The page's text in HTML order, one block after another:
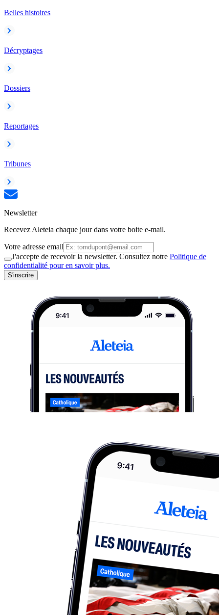
Belles histoires
Décryptages
Dossiers
Reportages
Tribunes
Newsletter
Recevez Aleteia chaque jour dans votre boite e-mail.
Votre adresse email
J'accepte de recevoir la newsletter. Consultez notre Politique de
confidentialité pour en savoir plus.
S'inscrire